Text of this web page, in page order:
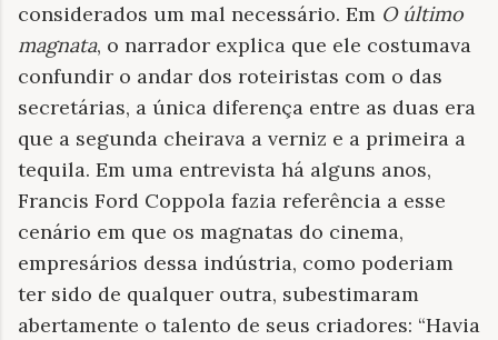
considerados um mal necessário. Em O último
magnata, o narrador explica que ele costumava
confundir o andar dos roteiristas com o das
secretárias, a única diferença entre as duas era
que a segunda cheirava a verniz e a primeira a
tequila. Em uma entrevista há alguns anos,
Francis Ford Coppola fazia referência a esse
cenário em que os magnatas do cinema,
empresários dessa indústria, como poderiam
ter sido de qualquer outra, subestimaram
abertamente o talento de seus criadores: “Havia